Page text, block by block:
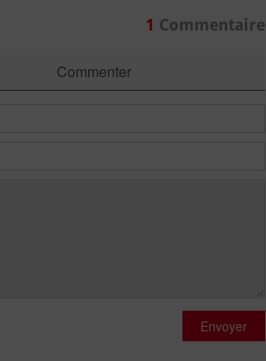
1 Commentaire
Commenter
Envoyer